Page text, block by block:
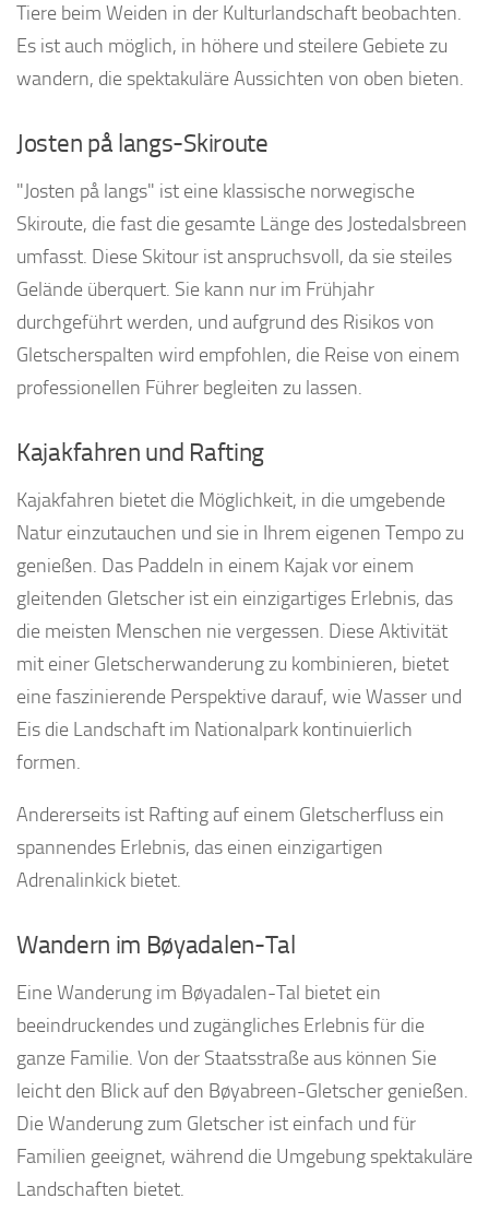
Tiere beim Weiden in der Kulturlandschaft beobachten.
Es ist auch möglich, in höhere und steilere Gebiete zu
wandern, die spektakuläre Aussichten von oben bieten.
Josten på langs-Skiroute
"Josten på langs" ist eine klassische norwegische
Skiroute, die fast die gesamte Länge des Jostedalsbreen
umfasst. Diese Skitour ist anspruchsvoll, da sie steiles
Gelände überquert. Sie kann nur im Frühjahr
durchgeführt werden, und aufgrund des Risikos von
Gletscherspalten wird empfohlen, die Reise von einem
professionellen Führer begleiten zu lassen.
Kajakfahren und Rafting
Kajakfahren bietet die Möglichkeit, in die umgebende
Natur einzutauchen und sie in Ihrem eigenen Tempo zu
genießen. Das Paddeln in einem Kajak vor einem
gleitenden Gletscher ist ein einzigartiges Erlebnis, das
die meisten Menschen nie vergessen. Diese Aktivität
mit einer Gletscherwanderung zu kombinieren, bietet
eine faszinierende Perspektive darauf, wie Wasser und
Eis die Landschaft im Nationalpark kontinuierlich
formen.
Andererseits ist Rafting auf einem Gletscherfluss ein
spannendes Erlebnis, das einen einzigartigen
Adrenalinkick bietet.
Wandern im Bøyadalen-Tal
Eine Wanderung im Bøyadalen-Tal bietet ein
beeindruckendes und zugängliches Erlebnis für die
ganze Familie. Von der Staatsstraße aus können Sie
leicht den Blick auf den Bøyabreen-Gletscher genießen.
Die Wanderung zum Gletscher ist einfach und für
Familien geeignet, während die Umgebung spektakuläre
Landschaften bietet.